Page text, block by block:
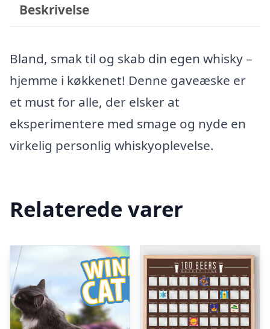
Beskrivelse
Bland, smak til og skab din egen whisky –
hjemme i køkkenet! Denne gaveæske er
et must for alle, der elsker at
eksperimentere med smage og nyde en
virkelig personlig whiskyoplevelse.
Relaterede varer